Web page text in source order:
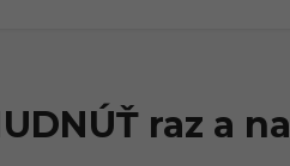
raz a